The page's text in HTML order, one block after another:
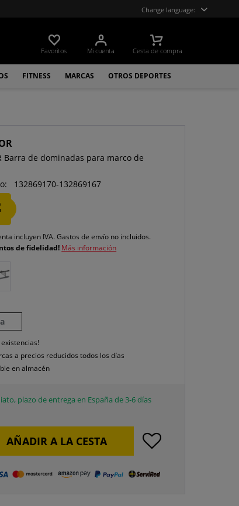
Change language:
Favoritos Mi cuenta Cesta de compra
FITNESS MARCAS OTROS DEPORTES
Barra de dominadas para marco de
132869170-132869167
incluyen IVA.Gastos de envío no incluidos.
de fidelidad! Más información
a precios reducidos todos los días
en almacén
plazo de entrega en España de 3-6 días
AÑADIR A LA CESTA